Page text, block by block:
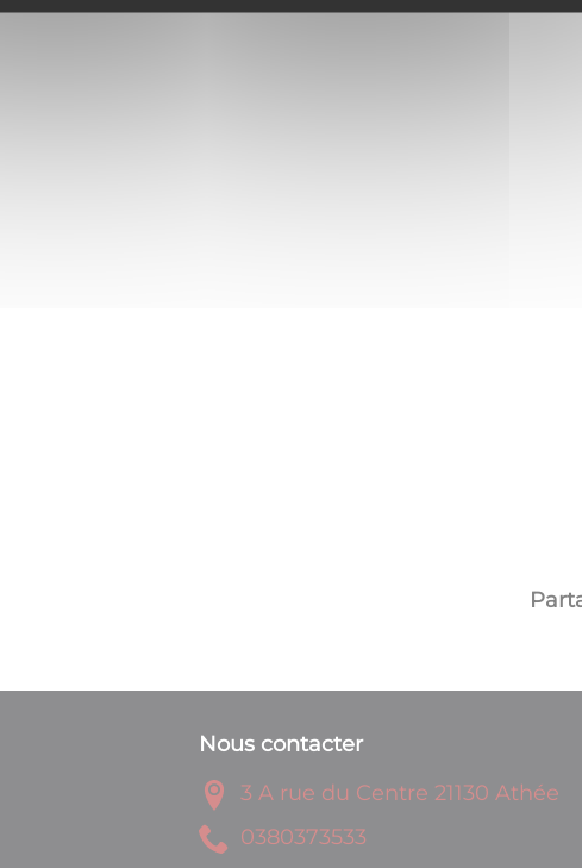
Nous contacter
3 A rue du Centre 21130 Athée
3353730830